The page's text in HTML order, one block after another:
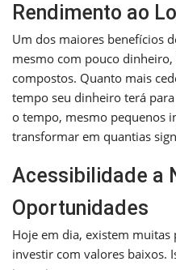
Rendimento ao
Um dos maiores benefícios
mesmo com pouco
compostos. Quanto mais
tempo seu dinheiro terá
o tempo, mesmo pequenos
transformar em quantias
Acessibilidade a
Oportunidades
Hoje em dia, existem
investir com valores baixos.